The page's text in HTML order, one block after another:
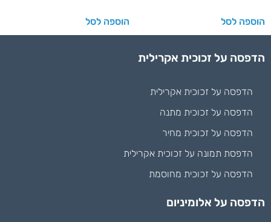
הוספה לסל הוספה לסל
הדפסה על זכוכית אקרילית
הדפסה על זכוכית אקרילית
הדפסה על זכוכית מתנה
הדפסה על זכוכית מחיר
הדפסת תמונה על זכוכית אקרילית
הדפסה על זכוכית מחוסמת
הדפסה על אלומיניום